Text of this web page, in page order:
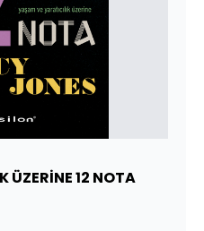
ÜZERİNE 12 NOTA